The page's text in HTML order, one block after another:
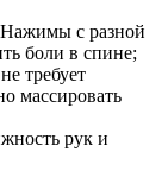
Нажимы с разной
боли в спине;
требует
массировать
рук и